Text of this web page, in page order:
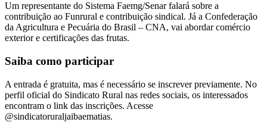
Um representante do Sistema Faemg/Senar falará sobre a
contribuição ao Funrural e contribuição sindical. Já a Confederação
da Agricultura e Pecuária do Brasil – CNA, vai abordar comércio
exterior e certificações das frutas.
Saiba como participar
A entrada é gratuita, mas é necessário se inscrever previamente. No
perfil oficial do Sindicato Rural nas redes sociais, os interessados
encontram o link das inscrições. Acesse
@sindicatoruraljaibaematias.